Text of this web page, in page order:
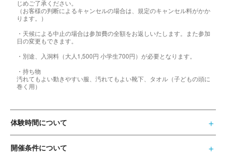
じめご了承ください。
（お客様の判断によるキャンセルの場合は、規定のキャンセル料がかか
ります。）
・天候による中止の場合は参加費の全額をお返しいたします。また参加
日の変更もできます。
・別途、入洞料（大人1,500円 小学生700円）が必要となります。
・持ち物
汚れてもよい動きやすい服、汚れてもよい靴下、タオル（子どもの頭に
巻く用）
体験時間について
開催条件について